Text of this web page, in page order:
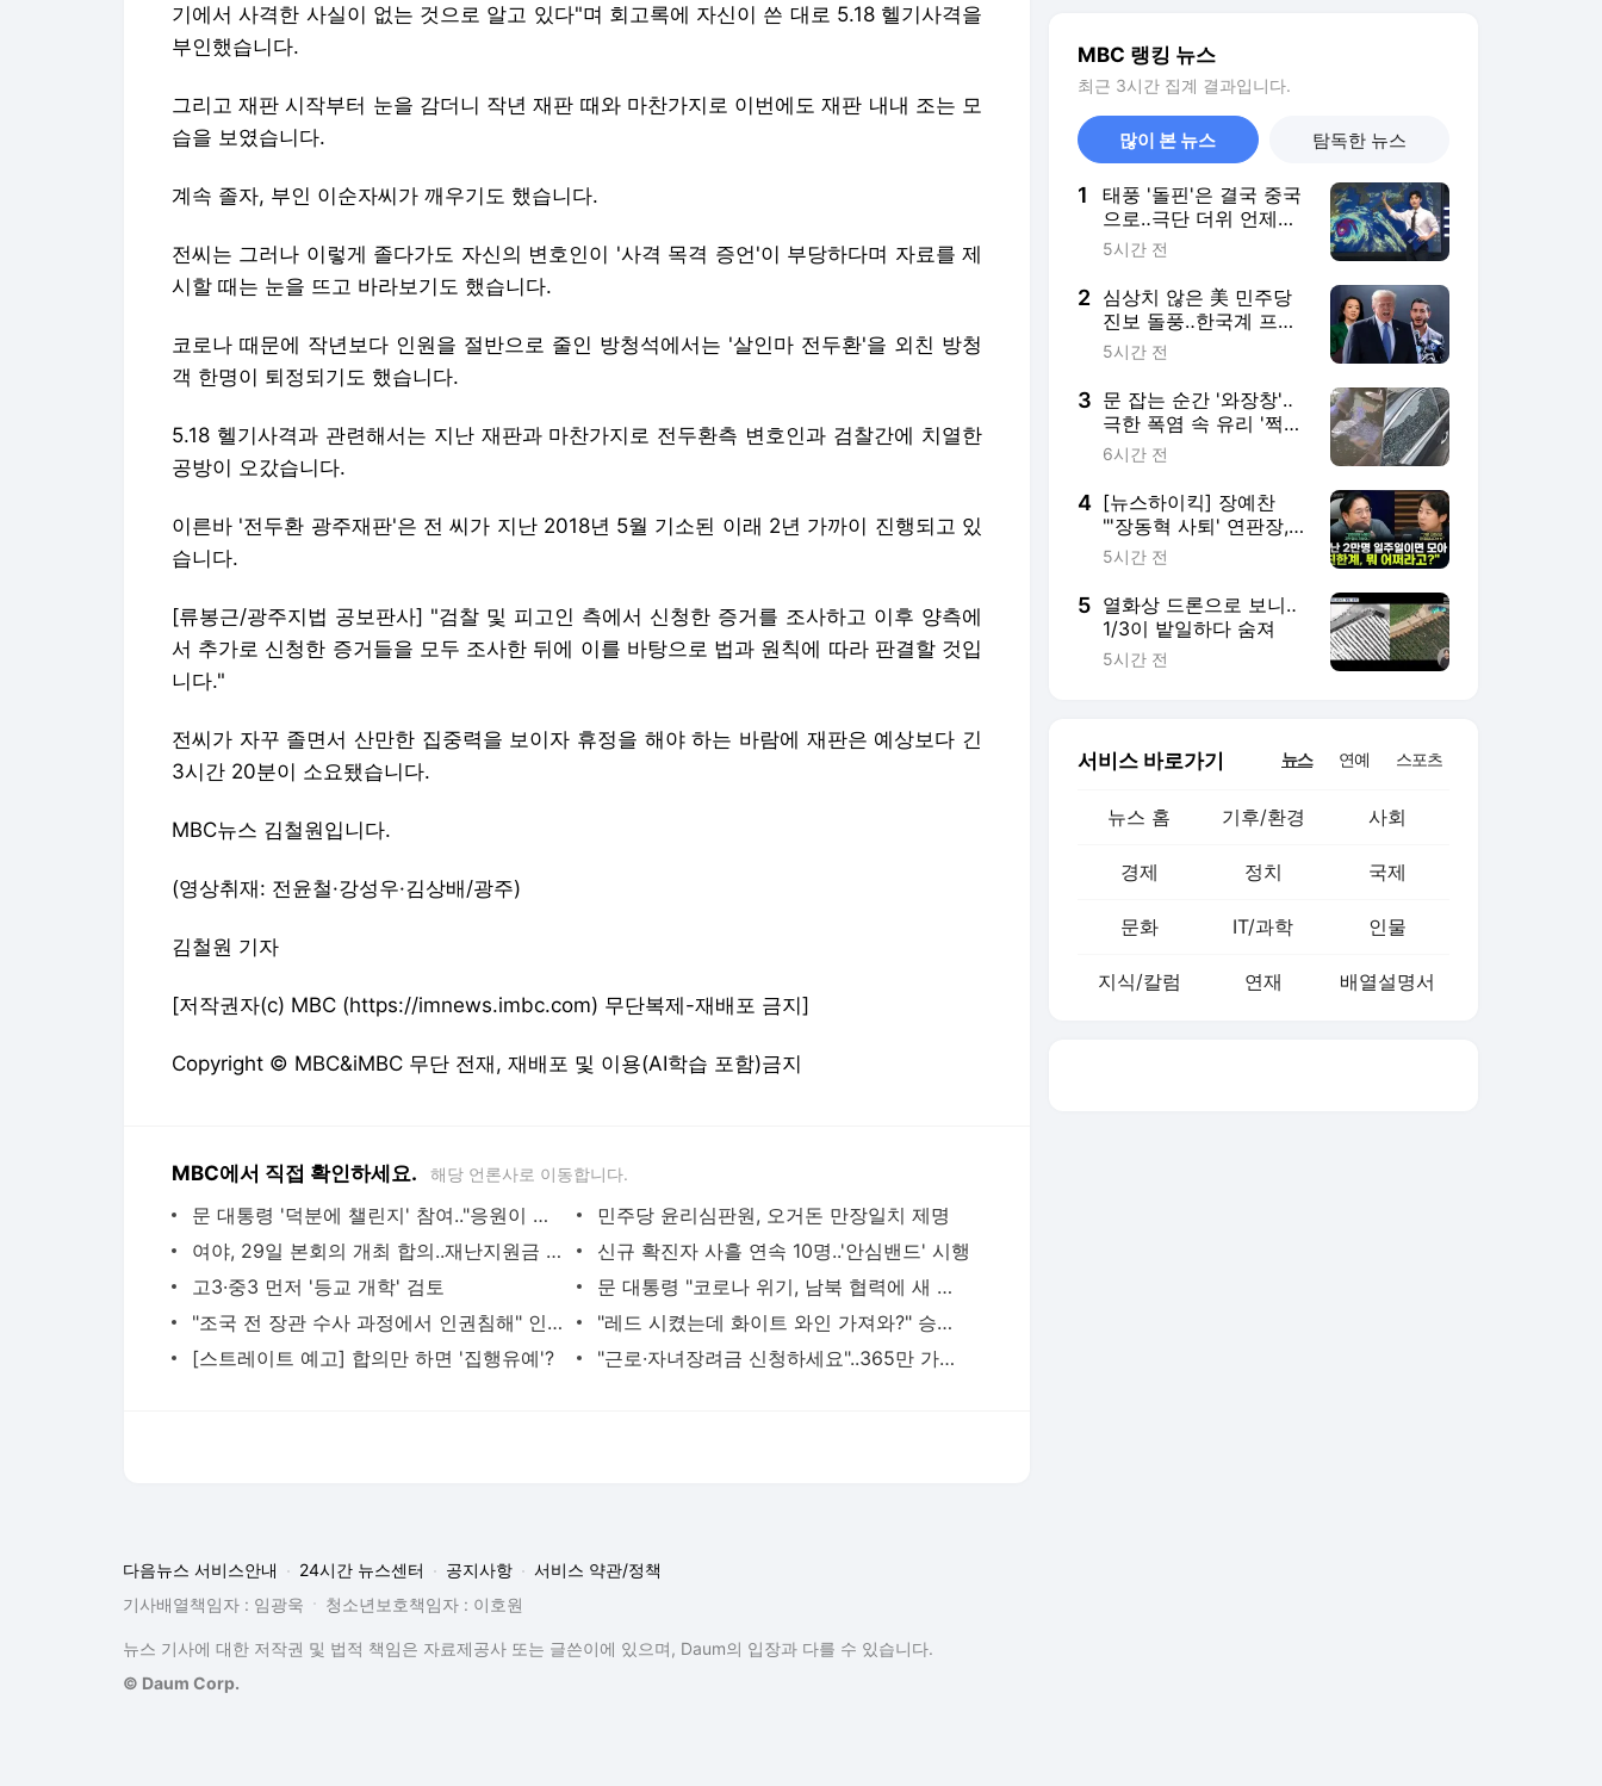
기에서 사격한 사실이 없는 것으로 알고 있다"며 회고록에 자신이 쓴 대로 5.18 헬기사격을
부인했습니다.
그리고 재판 시작부터 눈을 감더니 작년 재판 때와 마찬가지로 이번에도 재판 내내 조는 모
습을 보였습니다.
계속 졸자, 부인 이순자씨가 깨우기도 했습니다.
전씨는 그러나 이렇게 졸다가도 자신의 변호인이 '사격 목격 증언'이 부당하다며 자료를 제
시할 때는 눈을 뜨고 바라보기도 했습니다.
코로나 때문에 작년보다 인원을 절반으로 줄인 방청석에서는 '살인마 전두환'을 외친 방청
객 한명이 퇴정되기도 했습니다.
5.18 헬기사격과 관련해서는 지난 재판과 마찬가지로 전두환측 변호인과 검찰간에 치열한
공방이 오갔습니다.
이른바 '전두환 광주재판'은 전 씨가 지난 2018년 5월 기소된 이래 2년 가까이 진행되고 있
습니다.
[류봉근/광주지법 공보판사] "검찰 및 피고인 측에서 신청한 증거를 조사하고 이후 양측에
서 추가로 신청한 증거들을 모두 조사한 뒤에 이를 바탕으로 법과 원칙에 따라 판결할 것입
니다."
전씨가 자꾸 졸면서 산만한 집중력을 보이자 휴정을 해야 하는 바람에 재판은 예상보다 긴
3시간 20분이 소요됐습니다.
MBC뉴스 김철원입니다.
(영상취재: 전윤철·강성우·김상배/광주)
김철원 기자
[저작권자(c) MBC (https://imnews.imbc.com) 무단복제-재배포 금지]
Copyright © MBC&iMBC 무단 전재, 재배포 및 이용(AI학습 포함)금지
MBC에서 직접 확인하세요. 해당 언론사로 이동합니다.
문 대통령 '덕분에 챌린지' 참여.."응원이 의료진에 자부심되길"
민주당 윤리심판원, 오거돈 만장일치 제명
여야, 29일 본회의 개최 합의..재난지원금 추경 처리
신규 확진자 사흘 연속 10명..'안심밴드' 시행
고3·중3 먼저 '등교 개학' 검토
문 대통령 "코로나 위기, 남북 협력에 새 기회"
"조국 전 장관 수사 과정에서 인권침해" 인권위에 추가 진정 제기
"레드 시켰는데 화이트 와인 가져와?" 승무원 폭행한 20대 여성 징역형
[스트레이트 예고] 합의만 하면 '집행유예'?
"근로·자녀장려금 신청하세요"..365만 가구에 안내문 발송
MBC 랭킹 뉴스
최근 3시간 집계 결과입니다.
많이 본 뉴스 탐독한 뉴스
1
태풍 '돌핀'은 결국 중국
으로‥극단 더위 언제까
지?
5시간 전
2 심상치 않은 美 민주당
진보 돌풍‥한국계 프란
체스카 홍이 이어가나
5시간 전
3 문 잡는 순간 '와장창'‥
극한 폭염 속 유리 '쩍
쩍'
6시간 전
4 [뉴스하이킥] 장예찬
"'장동혁 사퇴' 연판장,
친한계 당원 주축… '그
5시간 전
5 열화상 드론으로 보니‥
1/3이 밭일하다 숨져
5시간 전
서비스 바로가기 뉴스 연예 스포츠
뉴스 홈 기후/환경 사회
경제 정치 국제
문화 IT/과학 인물
지식/칼럼 연재 배열설명서
다음뉴스 서비스안내 24시간 뉴스센터 공지사항
서비스 약관/정책
기사배열책임자 : 임광욱
청소년보호책임자 : 이호원
뉴스 기사에 대한 저작권 및 법적 책임은 자료제공사 또는 글쓴이에 있으며, Daum의 입장과 다를 수 있습니다.
© Daum Corp.